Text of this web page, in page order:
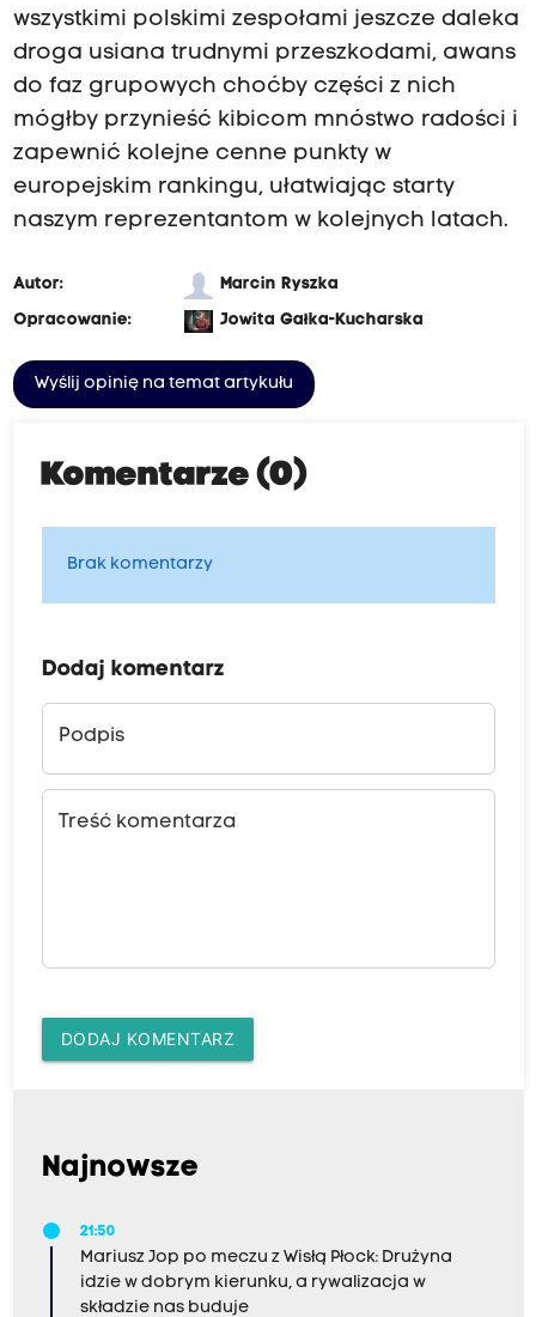
wszystkimi polskimi zespołami jeszcze daleka
droga usiana trudnymi przeszkodami, awans
do faz grupowych choćby części z nich
mógłby przynieść kibicom mnóstwo radości i
zapewnić kolejne cenne punkty w
europejskim rankingu, ułatwiając starty
naszym reprezentantom w kolejnych latach.
Autor:
Marcin Ryszka
Opracowanie:
Jowita Gałka-Kucharska
Wyślij opinię na temat artykułu
Komentarze (0)
Brak komentarzy
Dodaj komentarz
Podpis
Treść komentarza
DODAJ KOMENTARZ
Najnowsze
21:50
Mariusz Jop po meczu z Wisłą Płock: Drużyna
idzie w dobrym kierunku, a rywalizacja w
składzie nas buduje